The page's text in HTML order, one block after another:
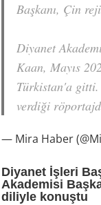
Başkanı, Çin
Diyanet
Kaan, Mayıs
Türkistan'a gitti.
verdiği
— Mira Haber
Diyanet İşleri
Akademisi
diliyle konuştu